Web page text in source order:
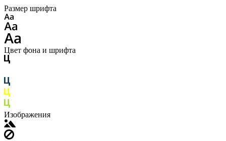
Размер шрифта
Цвет фона и шрифта
Изображения